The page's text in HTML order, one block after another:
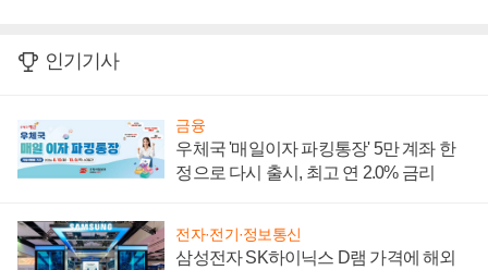
인기기사
금융
우체국 '매일이자 파킹통장' 5만 계좌 한
정으로 다시 출시, 최고 연 2.0% 금리
전자·전기·정보통신
삼성전자 SK하이닉스 D램 가격에 해외